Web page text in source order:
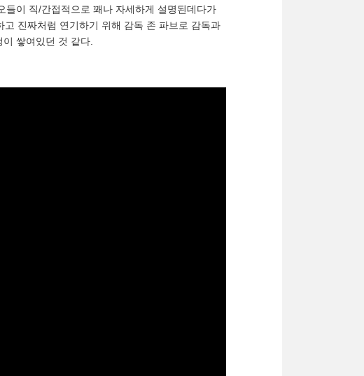
이 직/간접적으로 꽤나 자세하게 설명된데다가
진짜처럼 연기하기 위해 감독 존 파브로 감독과
쌓여있던 것 같다.